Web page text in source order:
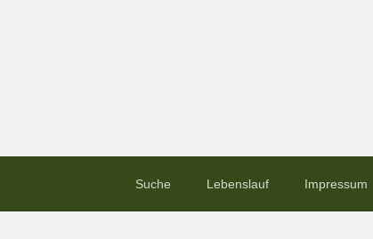
Suche Lebenslauf Impressum